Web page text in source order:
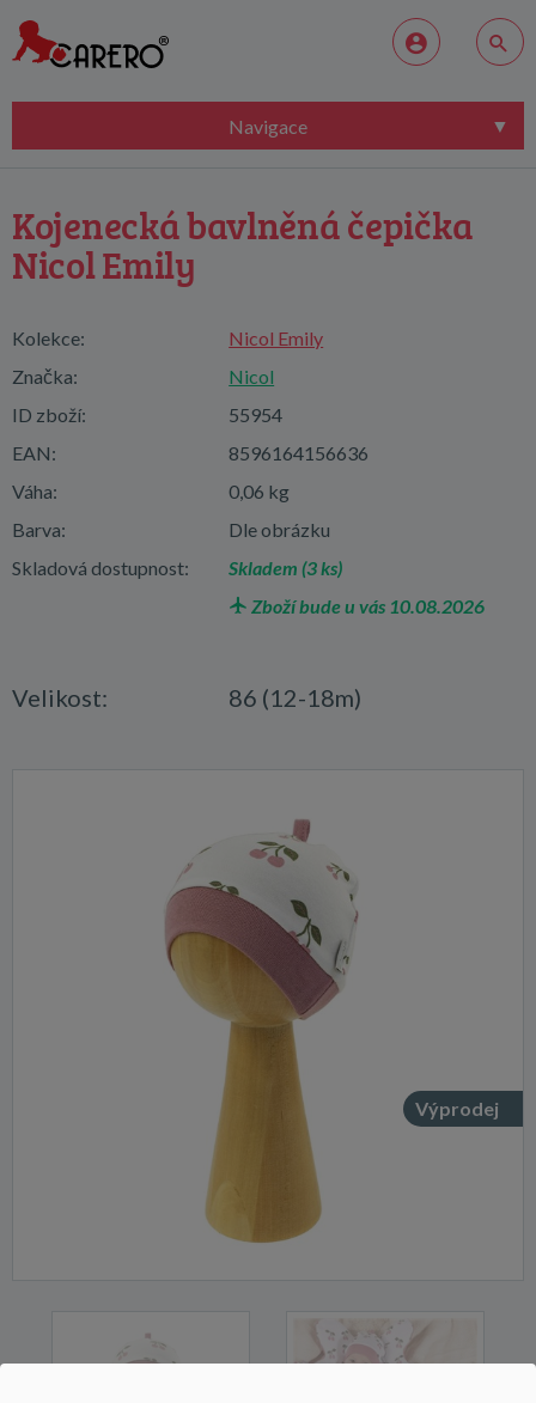
Navigace
Kojenecká bavlněná čepička
Nicol Emily
Kolekce:
Nicol Emily
Značka:
Nicol
ID zboží:
55954
EAN:
8596164156636
Váha:
0,06 kg
Barva:
Dle obrázku
Skladová dostupnost:
Skladem (3 ks)
Zboží bude u vás 10.08.2026
Velikost: 86 (12-18m)
Výprodej